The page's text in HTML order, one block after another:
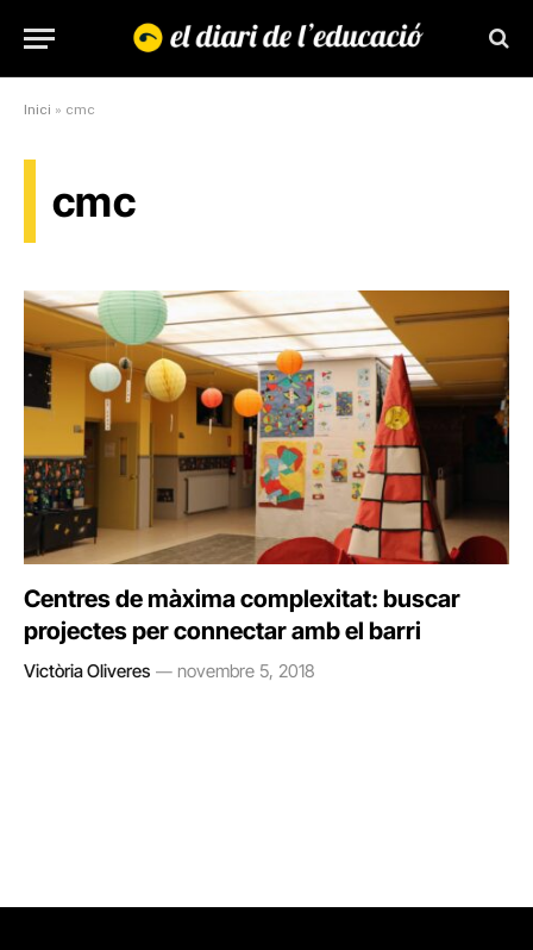
Inici » cmc
cmc
Centres de màxima complexitat: buscar
projectes per connectar amb el barri
Victòria Oliveres novembre 5, 2018